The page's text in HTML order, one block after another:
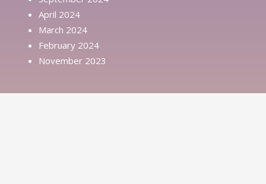
April 2024
March 2024
February 2024
November 2023